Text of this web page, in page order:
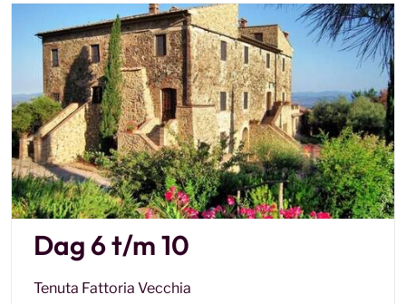
Dag 6 t/m 10
Tenuta Fattoria Vecchia